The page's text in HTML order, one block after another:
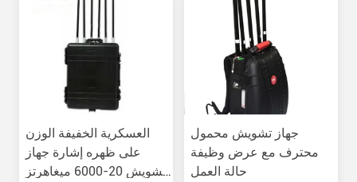
العسكرية الخفيفة الوزن
على ظهره إشارة جهاز
تشويش 20-6000 ميغاهرتز
جهاز تشويش محمول
محترف مع عرض وظيفة
حالة العمل